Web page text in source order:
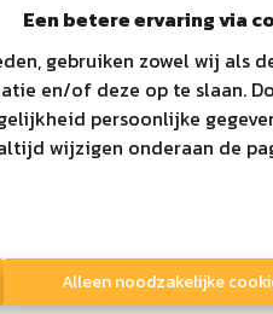
Een betere ervaring via
gebruiken zowel wij als
en/of deze op te slaan.
persoonlijke
wijzigen onderaan de
Alleen noodzakelijke